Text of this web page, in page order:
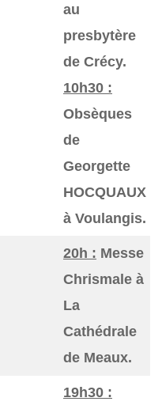
au
presbytère
de Crécy.
10h30 :
Obsèques
de
Georgette
HOCQUAUX
à Voulangis.
20h : Messe
Chrismale à
La
Cathédrale
de Meaux.
19h30 :